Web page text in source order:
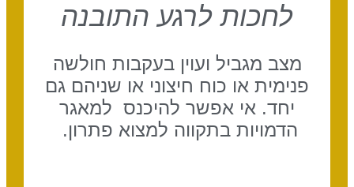
לחכות לרגע התובנה
מצב מגביל ועוין בעקבות חולשה
פנימית או כוח חיצוני או שניהם גם
יחד. אי אפשר להיכנס
למאגר
הדמויות בתקווה למצוא פתרון.